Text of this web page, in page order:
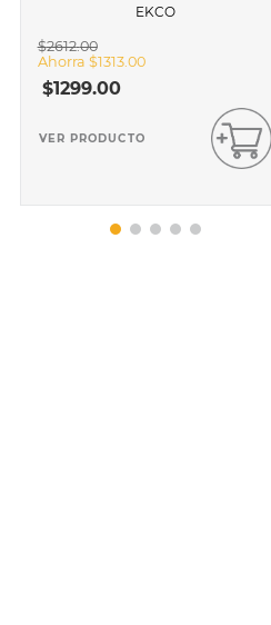
EKCO
$2612.00
Ahorra $1313.00
$1299.00
VER PRODUCTO